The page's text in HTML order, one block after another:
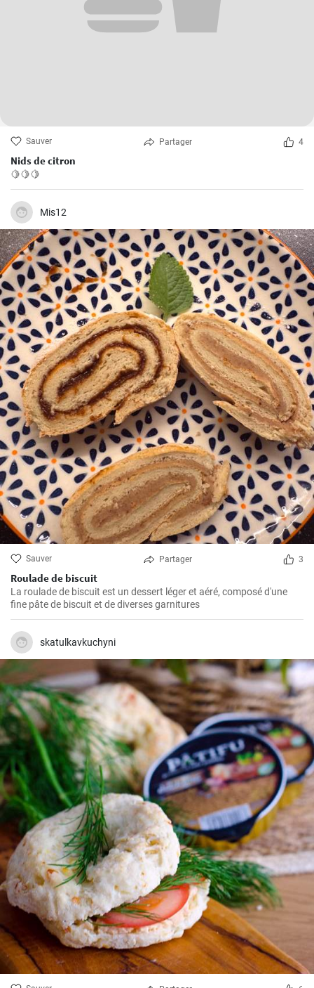
Sauver Partager 4
Nids de citron
🍋🍋🍋
Mis12
Sauver Partager 3
Roulade de biscuit
La roulade de biscuit est un dessert léger et aéré, composé d'une
fine pâte de biscuit et de diverses garnitures
skatulkavkuchyni